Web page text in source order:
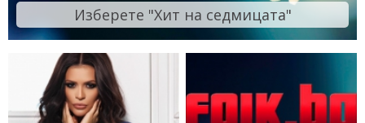
Изберете "Хит на седмицата"